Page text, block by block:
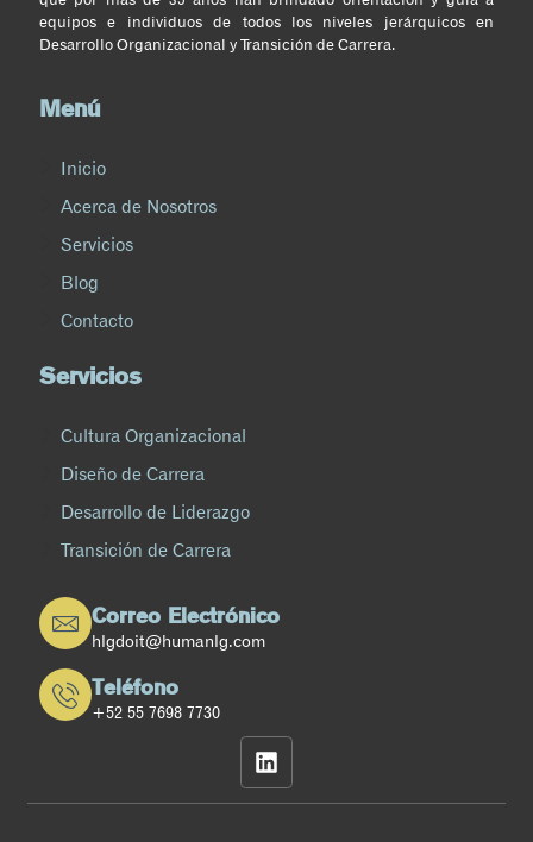
equipos e individuos de todos los niveles jerárquicos en
Desarrollo Organizacional y Transición de Carrera.
Menú
Inicio
Acerca de Nosotros
Servicios
Blog
Contacto
Servicios
Cultura Organizacional
Diseño de Carrera
Desarrollo de Liderazgo
Transición de Carrera
Correo Electrónico
hlgdoit@humanlg.com
Teléfono
+52 55 7698 7730